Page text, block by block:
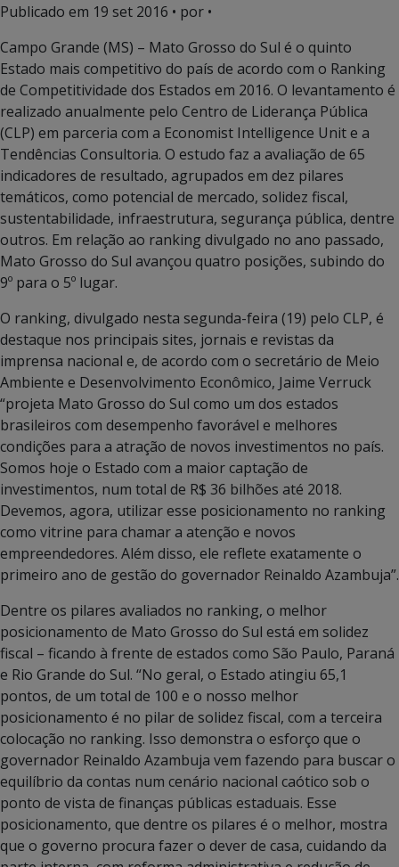
Publicado em 19 set 2016 • por •
Campo Grande (MS) – Mato Grosso do Sul é o quinto
Estado mais competitivo do país de acordo com o Ranking
de Competitividade dos Estados em 2016. O levantamento é
realizado anualmente pelo Centro de Liderança Pública
(CLP) em parceria com a Economist Intelligence Unit e a
Tendências Consultoria. O estudo faz a avaliação de 65
indicadores de resultado, agrupados em dez pilares
temáticos, como potencial de mercado, solidez fiscal,
sustentabilidade, infraestrutura, segurança pública, dentre
outros. Em relação ao ranking divulgado no ano passado,
Mato Grosso do Sul avançou quatro posições, subindo do
9º para o 5º lugar.
O ranking, divulgado nesta segunda-feira (19) pelo CLP, é
destaque nos principais sites, jornais e revistas da
imprensa nacional e, de acordo com o secretário de Meio
Ambiente e Desenvolvimento Econômico, Jaime Verruck
“projeta Mato Grosso do Sul como um dos estados
brasileiros com desempenho favorável e melhores
condições para a atração de novos investimentos no país.
Somos hoje o Estado com a maior captação de
investimentos, num total de R$ 36 bilhões até 2018.
Devemos, agora, utilizar esse posicionamento no ranking
como vitrine para chamar a atenção e novos
empreendedores. Além disso, ele reflete exatamente o
primeiro ano de gestão do governador Reinaldo Azambuja”.
Dentre os pilares avaliados no ranking, o melhor
posicionamento de Mato Grosso do Sul está em solidez
fiscal – ficando à frente de estados como São Paulo, Paraná
e Rio Grande do Sul. “No geral, o Estado atingiu 65,1
pontos, de um total de 100 e o nosso melhor
posicionamento é no pilar de solidez fiscal, com a terceira
colocação no ranking. Isso demonstra o esforço que o
governador Reinaldo Azambuja vem fazendo para buscar o
equilíbrio da contas num cenário nacional caótico sob o
ponto de vista de finanças públicas estaduais. Esse
posicionamento, que dentre os pilares é o melhor, mostra
que o governo procura fazer o dever de casa, cuidando da